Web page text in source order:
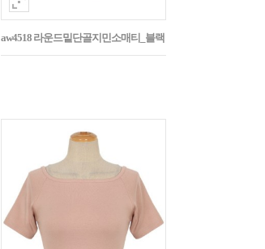
aw4518 라운드밑단골지민소매티_블랙